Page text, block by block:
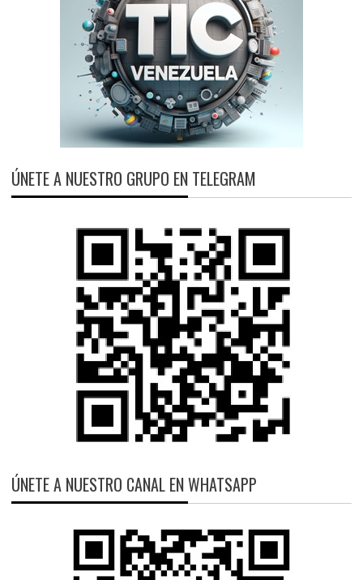
ÚNETE A NUESTRO GRUPO EN TELEGRAM
ÚNETE A NUESTRO CANAL EN WHATSAPP